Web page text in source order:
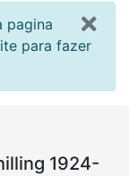
pagina
para fazer
1924-